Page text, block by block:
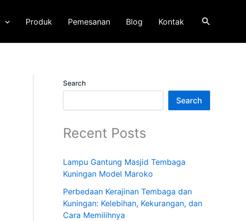
Produk Pemesanan Blog Kontak Search
Search
Search
Recent Posts
Lampu Gantung Masjid Tembaga
Kuningan Model Maroko
Perbedaan Kerajinan Tembaga dan
Kuningan: Kelebihan, Kekurangan, dan
Cara Memilihnya